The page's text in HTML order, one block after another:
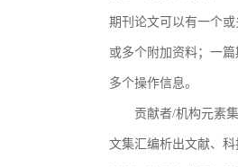
期刊论文可以有一个
或多个附加资料；一
多个操作信息。
贡献者/机构元素
文集汇编析出文献、